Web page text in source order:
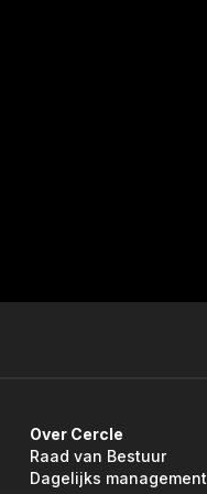
Over Cercle
Raad van Bestuur
Dagelijks management